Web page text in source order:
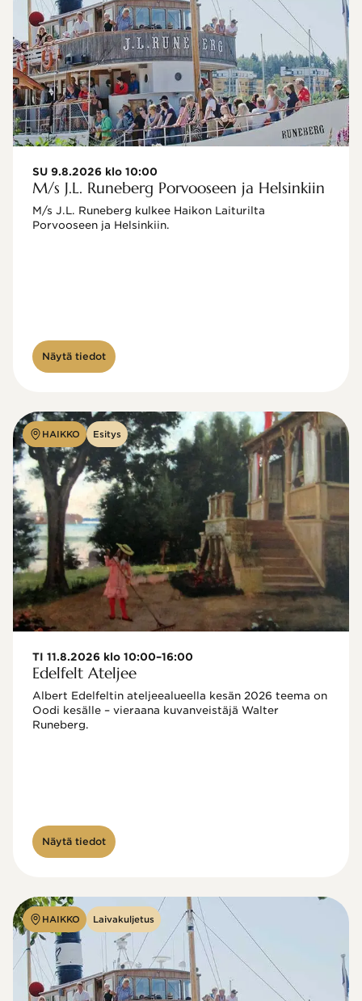
SU 9.8.2026 klo 10:00
M/s J.L. Runeberg Porvooseen ja Helsinkiin
M/s J.L. Runeberg kulkee Haikon Laiturilta
Porvooseen ja Helsinkiin.
Näytä tiedot
HAIKKO Esitys
TI 11.8.2026 klo 10:00–16:00
Edelfelt Ateljee
Albert Edelfeltin ateljeealueella kesän 2026 teema on
Oodi kesälle – vieraana kuvanveistäjä Walter
Näytä tiedot
HAIKKO Laivakuljetus